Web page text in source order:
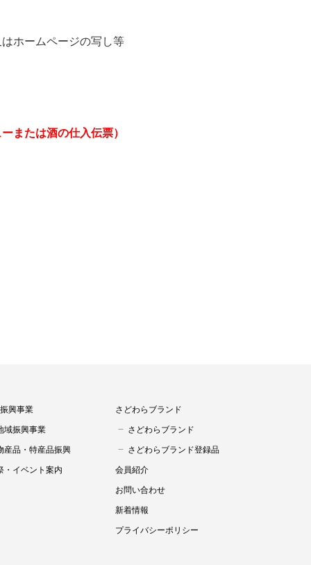
ホームページの写し等
または酒の仕入伝票）
興事業
域振興事業
産品・特産品振興
・イベント案内
さどわらブランド
さどわらブランド
さどわらブランド登録品
会員紹介
お問い合わせ
新着情報
プライバシーポリシー